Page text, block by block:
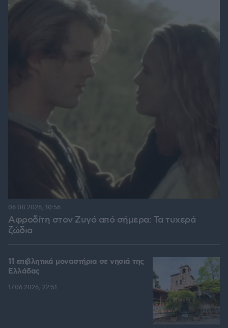
Αφροδίτη στον Ζυγό από σήμερα: Τα τυχερά
ζώδια
06.08.2026, 10:56
11 επιβλητικά μοναστήρια σε νησιά της
Ελλάδας
17.06.2026, 22:51